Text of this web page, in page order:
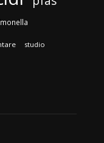
studio